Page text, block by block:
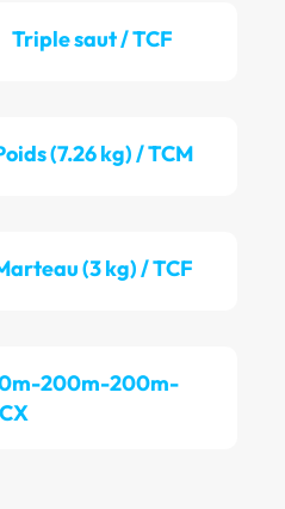
Triple saut / TCF
(7.26 kg) / TCM
(3 kg) / TCF
200m-200m-